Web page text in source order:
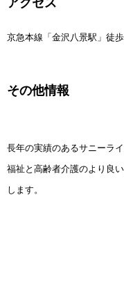
アクセス
京急本線「金沢八景駅」徒
その他情報
長年の実績のあるサニーラ
福祉と高齢者介護のより良
します。